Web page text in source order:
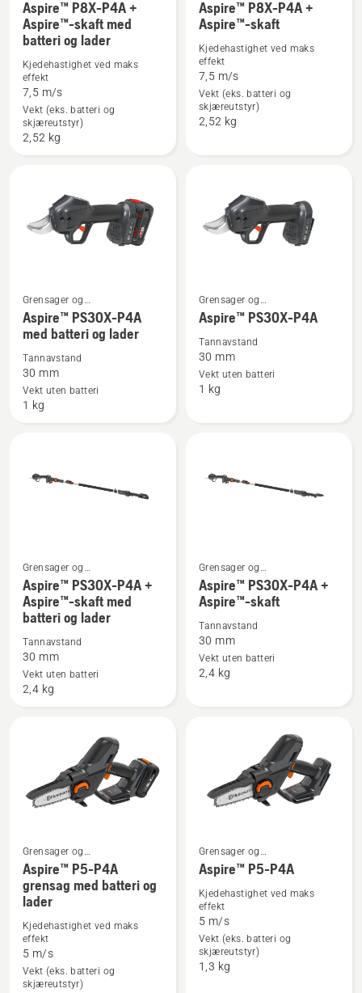
Se
flere
om
Aspire™
P8X-
P4A
batteri
beskjæringssakser
Aspire™ P8X-P4A +
Aspire™-skaft med
batteri og lader
Kjedehastighet ved maks
effekt
7,5 m/s
Vekt (eks. batteri og
skjæreutstyr)
2,52 kg
Se
flere
detaljer
om
Aspire™
P8X-
P4A
beskjæringssakser
Aspire™ P8X-P4A +
Aspire™-skaft
Kjedehastighet ved maks
effekt
7,5 m/s
Vekt (eks. batteri og
skjæreutstyr)
2,52 kg
Se
flere
detaljer
om
Aspire™
PS30X-
Grensager og
beskjæringssakser
Aspire™ PS30X-P4A
med batteri og lader
Tannavstand
30 mm
Vekt uten batteri
1 kg
Se
flere
detaljer
om
Aspire™
PS30X-
Grensager og
beskjæringssakser
Aspire™ PS30X-P4A
Tannavstand
30 mm
Vekt uten batteri
1 kg
Se
flere
detaljer
om
Aspire™
PS30X-
P4A
batteri
Grensager og
beskjæringssakser
Aspire™ PS30X-P4A +
Aspire™-skaft med
batteri og lader
Tannavstand
30 mm
Vekt uten batteri
2,4 kg
Se
flere
om
Aspire™
PS30X-
Grensager og
beskjæringssakser
Aspire™ PS30X-P4A +
Aspire™-skaft
Tannavstand
30 mm
Vekt uten batteri
2,4 kg
Se
flere
om
Aspire™
P5-
Grensager og
beskjæringssakser
Aspire™ P5-P4A
grensag med batteri og
lader
Kjedehastighet ved maks
effekt
5 m/s
Vekt (eks. batteri og
skjæreutstyr)
Se
flere
detaljer
om
Aspire™
P5-
Grensager og
beskjæringssakser
Aspire™ P5-P4A
Kjedehastighet ved maks
effekt
5 m/s
Vekt (eks. batteri og
skjæreutstyr)
1,3 kg